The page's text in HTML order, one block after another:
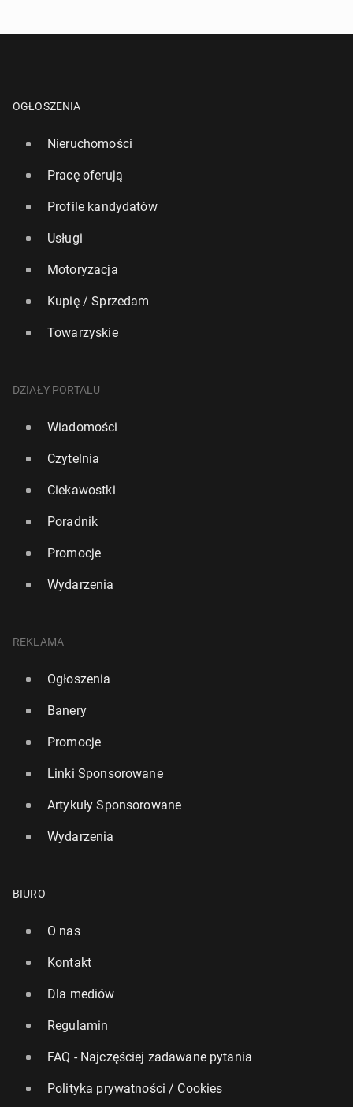
OGŁOSZENIA
Nieruchomości
Pracę oferują
Profile kandydatów
Usługi
Motoryzacja
Kupię / Sprzedam
Towarzyskie
DZIAŁY PORTALU
Wiadomości
Czytelnia
Ciekawostki
Poradnik
Promocje
Wydarzenia
REKLAMA
Ogłoszenia
Banery
Promocje
Linki Sponsorowane
Artykuły Sponsorowane
Wydarzenia
BIURO
O nas
Kontakt
Dla mediów
Regulamin
FAQ - Najczęściej zadawane pytania
Polityka prywatności / Cookies